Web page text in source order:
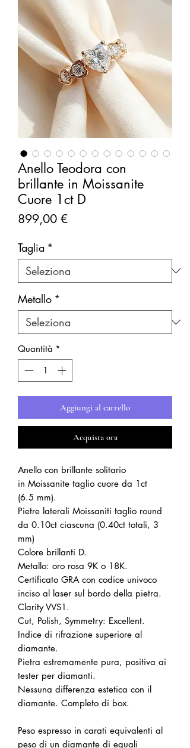
Anello Teodora con
brillante in Moissanite
Cuore 1ct D
899,00 €Prezzo
Taglia *
Metallo *
Quantità *
Aggiungi al carrello
Acquista ora
Anello con brillante solitario
in Moissanite taglio cuore da 1ct
(6.5 mm).
Pietre laterali Moissaniti taglio round
da 0.10ct ciascuna (0.40ct totali, 3
mm)
Colore brillanti D.
Metallo: oro rosa 9K o 18K.
Certificato GRA con codice univoco
inciso al laser sul bordo della pietra.
Clarity VVS1.
Cut, Polish, Symmetry: Excellent.
Indice di rifrazione superiore al
diamante.
Pietra estremamente pura, positiva ai
tester per diamanti.
Nessuna differenza estetica con il
diamante. Completo di box.
Peso espresso in carati equivalenti al
peso di un diamante di eguali